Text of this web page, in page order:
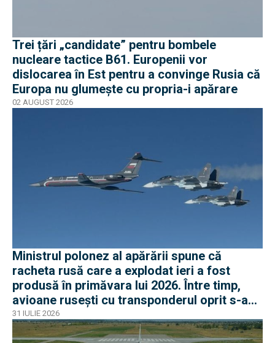
Trei țări „candidate” pentru bombele
nucleare tactice B61. Europenii vor
dislocarea în Est pentru a convinge Rusia că
Europa nu glumește cu propria-i apărare
02 AUGUST 2026
Ministrul polonez al apărării spune că
racheta rusă care a explodat ieri a fost
produsă în primăvara lui 2026. Între timp,
avioane rusești cu transponderul oprit s-au
apropiat de frontiera Poloniei
31 IULIE 2026